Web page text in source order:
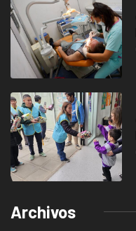
Archivos